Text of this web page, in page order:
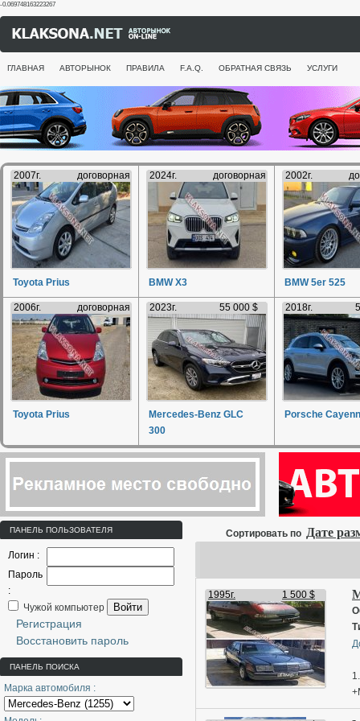
-0.069748163223267
ГЛАВНАЯ АВТОРЫНОК ПРАВИЛА F.A.Q. ОБРАТНАЯ СВЯЗЬ УСЛУГИ
2007г. договорная
Toyota Prius
2024г. договорная
BMW X3
2002г.
BMW 5er 525
2006г. договорная
Toyota Prius
2023г. 55 000 $
Mercedes-Benz GLC
300
2018г.
Porsche
ПАНЕЛЬ ПОЛЬЗОВАТЕЛЯ
Логин :
Пароль
:
Чужой компьютер
Войти
Регистрация
Восстановить пароль
ПАНЕЛЬ ПОИСКА
Марка автомобиля :
Сортировать по Дате
1995г. 1 500 $